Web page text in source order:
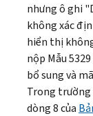
nhưng ô ghi
không xác
hiển thị
nộp Mẫu
bổ sung và
Trong trường
dòng 8 của